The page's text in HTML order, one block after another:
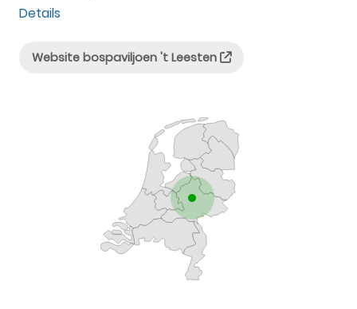
Details
Website bospaviljoen 't Leesten